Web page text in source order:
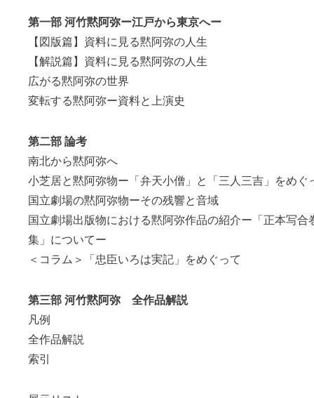
第一部 河竹黙阿弥ー江戸から東京へー
【図版篇】資料に見る黙阿弥の人生
【解説篇】資料に見る黙阿弥の人生
広がる黙阿弥の世界
変転する黙阿弥ー資料と上演史
第二部 論考
南北から黙阿弥へ
小芝居と黙阿弥物ー「弁天小僧」と「三人三吉」をめぐ
国立劇場の黙阿弥物ーその残響と音域
国立劇場出版物における黙阿弥作品の紹介ー「正本写合
集」についてー
＜コラム＞「忠臣いろは実記」をめぐって
第三部 河竹黙阿弥 全作品解説
凡例
全作品解説
索引